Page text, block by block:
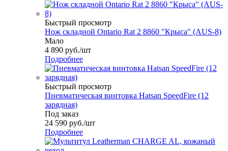
Быстрый просмотр
Нож складной Ontario Rat 2 8860 "Крыса" (AUS-8)
Мало
4 890 руб./шт
Подробнее
Быстрый просмотр
Пневматическая винтовка Hatsan SpeedFire (12
зарядная)
Под заказ
24 590 руб./шт
Подробнее